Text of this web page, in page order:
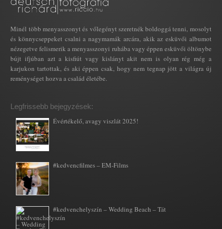
Minél több menyasszonyt és vőlegényt szeretnék boldoggá tenni, mosolyt
és könnycseppeket csalni a nagymamák arcára, akik az esküvői albumot
nézegetve felismerik a menyasszonyi ruhába vagy éppen esküvői öltönybe
bújt ifjúban azt a kisfiút vagy kislányt akit nem is olyan rég még a
karjukon tartottak, és aki éppen csak, hogy nem tegnap jött a világra új
reménységet hozva a család életébe.
Legfrissebb bejegyzések:
Évértékelő, avagy viszlát 2025!
#kedvencfilmes – EM-Films
#kedvenchelyszín – Wedding Beach – Tát